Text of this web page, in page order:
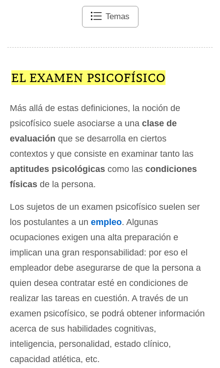
Temas
EL EXAMEN PSICOFÍSICO
Más allá de estas definiciones, la noción de
psicofísico suele asociarse a una clase de
evaluación que se desarrolla en ciertos
contextos y que consiste en examinar tanto las
aptitudes psicológicas como las condiciones
físicas de la persona.
Los sujetos de un examen psicofísico suelen ser
los postulantes a un empleo. Algunas
ocupaciones exigen una alta preparación e
implican una gran responsabilidad: por eso el
empleador debe asegurarse de que la persona a
quien desea contratar esté en condiciones de
realizar las tareas en cuestión. A través de un
examen psicofísico, se podrá obtener información
acerca de sus habilidades cognitivas,
inteligencia, personalidad, estado clínico,
capacidad atlética, etc.